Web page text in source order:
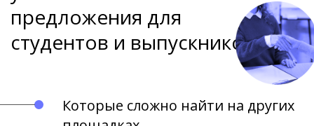
предложения для
студентов и выпускников
Которые сложно найти на других